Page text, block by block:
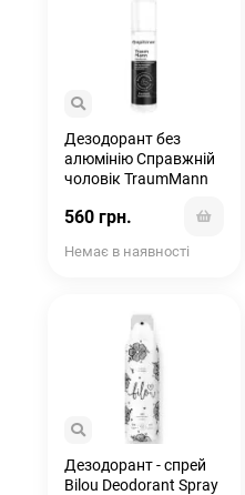
Дезодорант без
алюмінію Справжній
чоловік​​ TraumMann
560 грн.
Немає в наявності
Дезодорант - спрей
Bilou Deodorant Spray